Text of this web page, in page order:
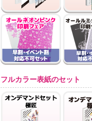
フルカラー表紙のセット